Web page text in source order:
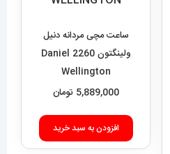
ساعت مچی مردانه دنیل
ولینگتون 2260 Daniel
Wellington
5,889,000 تومان
افزودن به سبد خرید